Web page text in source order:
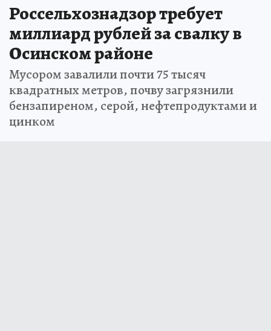
Россельхознадзор требует
миллиард рублей за свалку в
Осинском районе
Мусором завалили почти 75 тысяч
квадратных метров, почву загрязнили
бензапиреном, серой, нефтепродуктами и
цинком